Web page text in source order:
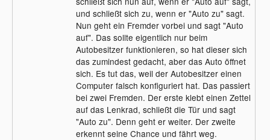
und schließt sich zu, wenn er "Auto zu" sagt.
Nun geht ein Fremder vorbei und sagt "Auto
auf". Das sollte eigentlich nur beim
Autobesitzer funktionieren, so hat dieser sich
das zumindest gedacht, aber das Auto öffnet
sich. Es tut das, weil der Autobesitzer einen
Computer falsch konfiguriert hat. Das passiert
bei zwei Fremden. Der erste klebt einen Zettel
auf das Lenkrad, schließt die Tür und sagt
"Auto zu". Denn geht er weiter. Der zweite
erkennt seine Chance und fährt weg.